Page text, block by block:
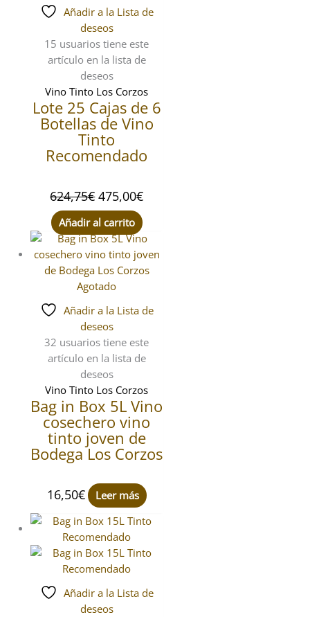
Añadir a la Lista de
deseos
15 usuarios tiene este
artículo en la lista de
deseos
Vino Tinto Los Corzos
Lote 25 Cajas de 6
Botellas de Vino
Tinto
Recomendado
624,75€ 475,00€
Añadir al carrito
Agotado
Añadir a la Lista de
deseos
32 usuarios tiene este
artículo en la lista de
deseos
Vino Tinto Los Corzos
Bag in Box 5L Vino
cosechero vino
tinto joven de
Bodega Los Corzos
16,50€ Leer más
Añadir a la Lista de
deseos